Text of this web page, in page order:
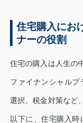
住宅購入にお
ナーの役割
住宅の購入は人生の
ファイナンシャルプ
選択、税金対策など
以下に、住宅購入